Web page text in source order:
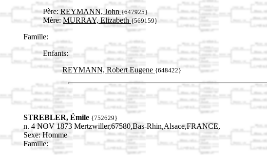
Père: REYMANN, John{647925}
Mère:MURRAY, Elizabeth {569159}
Famille:
Enfants:
REYMANN, Robert Eugene {648422}
STREBLER, Émile {752629}
n. 4 NOV 1873 Mertzwiller,67580,Bas-Rhin,Alsace,FRANCE,
Sexe: Homme
Famille: